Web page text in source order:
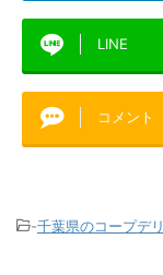
LINE
コメント
-千葉県のコープデリ